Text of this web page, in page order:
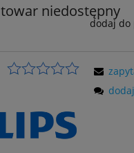
towar niedostępny
dodaj do